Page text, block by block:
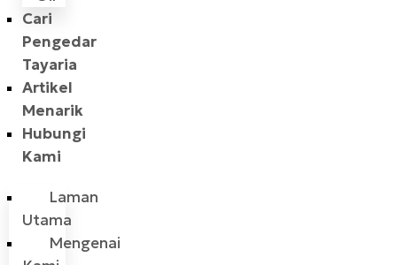
Cari
Pengedar
Tayaria
Artikel
Menarik
Hubungi
Kami
Laman
Utama
Mengenai